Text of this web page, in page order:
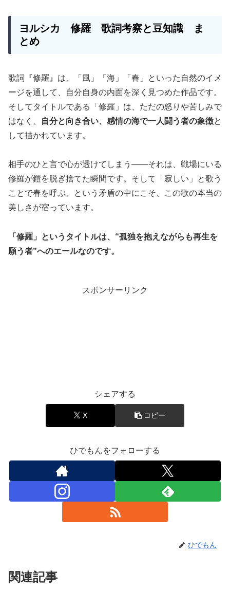
ヨルシカ 修羅 歌詞考察と豆知識 ま
とめ
歌詞『修羅』は、「風」「海」「春」といった自然のイメ
ージを通して、自分自身の内面を深く見つめた作品です。
そしてタイトルである「修羅」は、ただの怒りや苦しみで
はなく、
自分と向き合い、感情の海で一人闘う者の象徴と
して描かれています。
相手のひと言で心が透けてしまう――それは、戦場にいる
修羅が鎧を脱ぎ捨てた瞬間です。そして「寂しい」と歌う
ことで春を呼ぶ、という矛盾の中にこそ、この歌の本当の
美しさが宿っています。
「修羅」というタイトルは、“孤独を抱えながらも再生を
願う者”へのエールなのです。
スポンサーリンク
シェアする
X コピー
ひでもんをフォローする
ひでもん
関連記事